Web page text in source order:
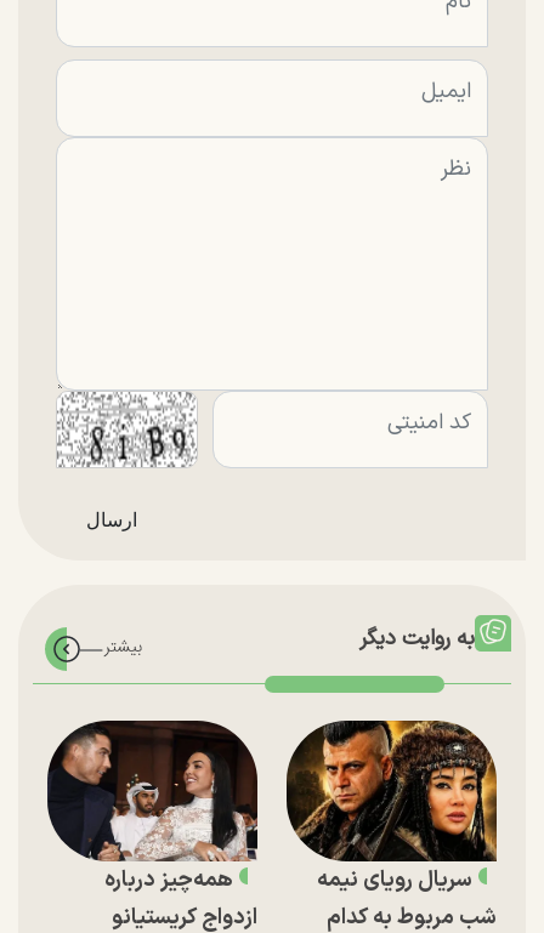
به روایت دیگر
سریال رویای نیمه
شب مربوط به کدام
همه‌چیز درباره
ازدواج کریستیانو